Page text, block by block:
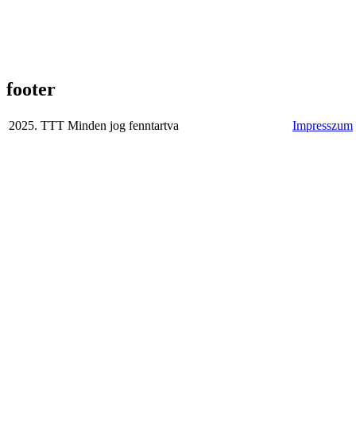
footer
2025. TTT Minden jog fenntartva Impresszum